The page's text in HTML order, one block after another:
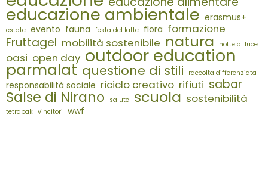
educazione ambientale erasmus+
estate evento fauna festa del latte flora formazione
Fruttagel mobilità sostenibile natura notte di luce
oasi open day outdoor education
parmalat questione di stili raccolta differenziata
responsabilità sociale riciclo creativo rifiuti sabar
Salse di Nirano salute scuola sostenibilità
tetrapak vincitori wwf